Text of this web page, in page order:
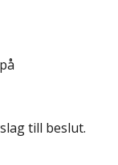
till beslut.